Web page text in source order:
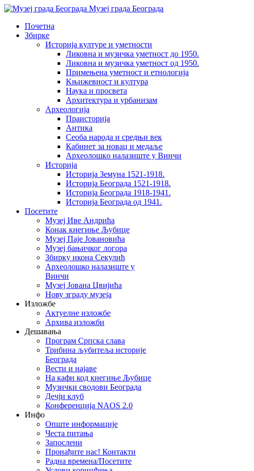
Музеј града Београда
Почетна
Збирке
Историја културе и уметности
Ликовна и музичка уметност до 1950.
Ликовна и музичка уметност од 1950.
Примењена уметност и етнологија
Kњижевност и културa
Наука и просвета
Архитектура и урбанизам
Aрхеологија
Праисторија
Антика
Сеоба народа и средњи век
Кабинет за новац и медаље
Археолошкo налазиште у Винчи
Историја
Историја Земуна 1521-1918.
Историја Београда 1521-1918.
Историја Београда 1918-1941.
Историја Београда од 1941.
Посетите
Музеј Иве Андрића
Конак кнегиње Љубице
Музеј Паје Јовановића
Музеј бањичког логора
Збирку икона Секулић
Археолошко налазиште у
Винчи
Музеј Јована Цвијића
Нову зграду музеја
Изложбе
Актуелне изложбе
Архива изложби
Дешавања
Програм Српска слава
Трибина љубитеља историје
Београда
Beсти и најаве
На кафи код кнегиње Љубице
Музички сводови Београда
Дечји клуб
Конференција NAOS 2.0
Инфо
Опште информације
Честа питања
Запослени
Пронађите нас! Контакти
Радна времена/Посетите